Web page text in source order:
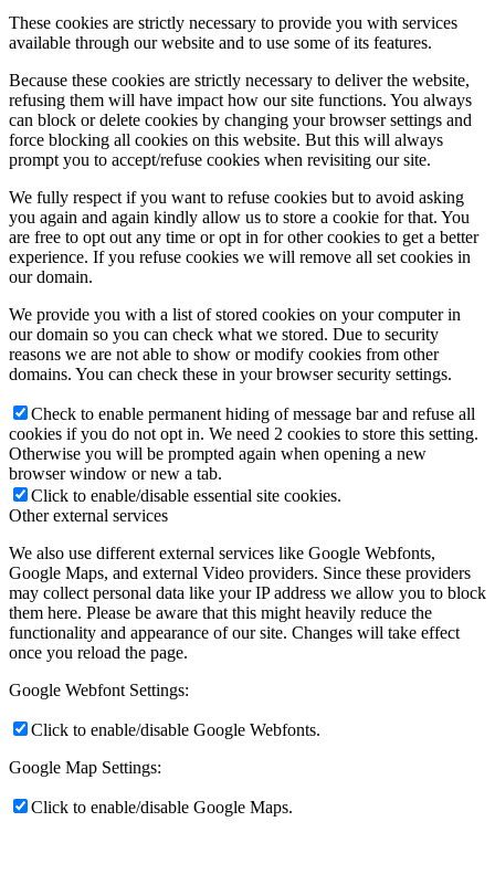
These cookies are strictly necessary to provide you with services
available through our website and to use some of its features.
Because these cookies are strictly necessary to deliver the website,
refusing them will have impact how our site functions. You always
can block or delete cookies by changing your browser settings and
force blocking all cookies on this website. But this will always
prompt you to accept/refuse cookies when revisiting our site.
We fully respect if you want to refuse cookies but to avoid asking
you again and again kindly allow us to store a cookie for that. You
are free to opt out any time or opt in for other cookies to get a better
experience. If you refuse cookies we will remove all set cookies in
our domain.
We provide you with a list of stored cookies on your computer in
our domain so you can check what we stored. Due to security
reasons we are not able to show or modify cookies from other
domains. You can check these in your browser security settings.
Check to enable permanent hiding of message bar and refuse all
cookies if you do not opt in. We need 2 cookies to store this setting.
Otherwise you will be prompted again when opening a new
browser window or new a tab.
Click to enable/disable essential site cookies.
Other external services
We also use different external services like Google Webfonts,
Google Maps, and external Video providers. Since these providers
may collect personal data like your IP address we allow you to block
them here. Please be aware that this might heavily reduce the
functionality and appearance of our site. Changes will take effect
once you reload the page.
Google Webfont Settings:
Click to enable/disable Google Webfonts.
Google Map Settings:
Click to enable/disable Google Maps.